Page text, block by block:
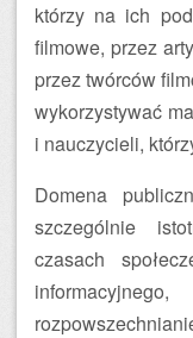
którzy na ich
filmowe, przez
przez twórców
wykorzystywać
i nauczycieli,
Domena
szczególnie
czasach